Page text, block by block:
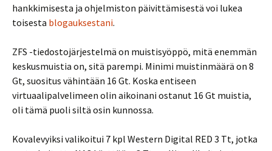
hankkimisesta ja ohjelmiston päivittämisestä voi lukea
toisesta blogauksestani.
ZFS -tiedostojärjestelmä on muistisyöppö, mitä enemmän
keskusmuistia on, sitä parempi. Minimi muistinmäärä on 8
Gt, suositus vähintään 16 Gt. Koska entiseen
virtuaalipalvelimeen olin aikoinani ostanut 16 Gt muistia,
oli tämä puoli siltä osin kunnossa.
Kovalevyiksi valikoitui 7 kpl Western Digital RED 3 Tt, jotka